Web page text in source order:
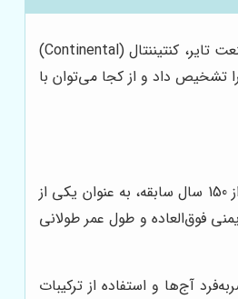
انتخاب لاستیک مناسب برای خودرو، تصمیمی حیاتی است که بر ایمنی، عملکرد و تجربه رانندگی شما تاثیر مستقیم دارد. در میان برندهای مطرح و باسابقه در صنعت تایر، کنتیننتال (Continental)
تشخیص داد و از کجا می‌توان با
پیش از آنکه به بررسی نحوه خرید لاستیک کنتیننتال بپردازیم، بهتر است بدانیم چرا این برند در میان رقبای خود متمایز است. کنتیننتال، یک شرکت آلمانی با بیش از 150 سال سابقه، به عنوان یکی از
فوق‌العاده و طول عمر طولانی
آج‌ها و استفاده از ترکیبات